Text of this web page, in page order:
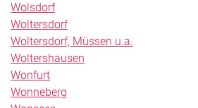
Wolsdorf
Woltersdorf
Woltersdorf, Müssen u.a.
Woltershausen
Wonfurt
Wonneberg